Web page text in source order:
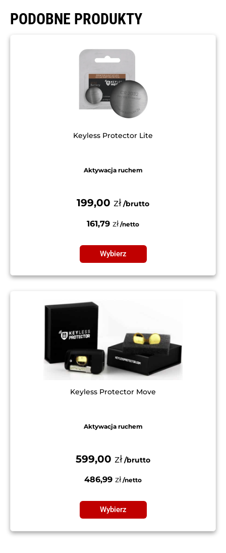
PODOBNE PRODUKTY
Keyless Protector Lite
Aktywacja ruchem
199,00 zł
161,79 zł
Wybierz
Keyless Protector Move
Aktywacja ruchem
599,00 zł
486,99 zł
Wybierz